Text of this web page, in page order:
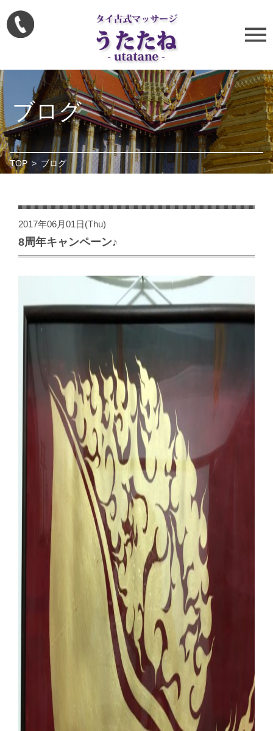
ブログ
TOP > ブログ
2017年06月01日(Thu)
8周年キャンペーン♪